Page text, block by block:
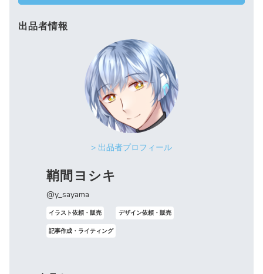
出品者情報
> 出品者プロフィール
鞘間ヨシキ
@y_sayama
イラスト依頼・販売 デザイン依頼・販売
記事作成・ライティング